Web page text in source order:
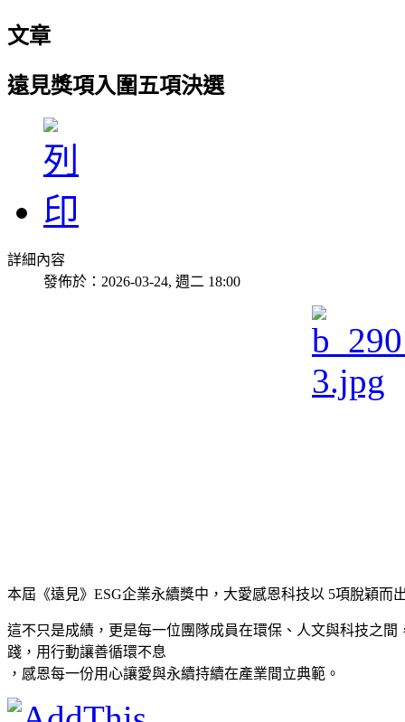
文章
遠見獎項入圍五項決選
詳細內容
發佈於：2026-03-24, 週二 18:00
本屆《遠見》ESG企業永續獎中，大愛感恩科技以 5項脫穎而
這不只是成績，更是每一位團隊成員在環保、人文與科技之
踐，用行動讓善循環不息
，感恩每一份用心讓愛與永續持續在產業間立典範。